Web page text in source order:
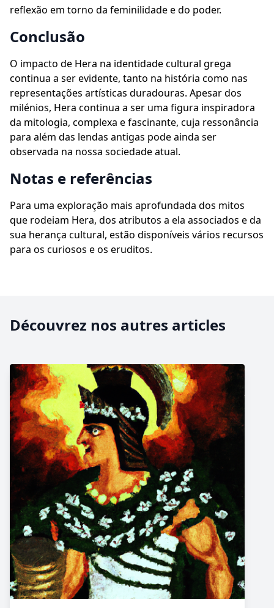
reflexão em torno da feminilidade e do poder.
Conclusão
O impacto de Hera na identidade cultural grega
continua a ser evidente, tanto na história como nas
representações artísticas duradouras. Apesar dos
milénios, Hera continua a ser uma figura inspiradora
da mitologia, complexa e fascinante, cuja ressonância
para além das lendas antigas pode ainda ser
observada na nossa sociedade atual.
Notas e referências
Para uma exploração mais aprofundada dos mitos
que rodeiam Hera, dos atributos a ela associados e da
sua herança cultural, estão disponíveis vários recursos
para os curiosos e os eruditos.
Découvrez nos autres articles